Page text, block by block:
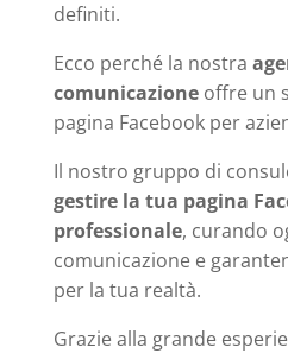
definiti.
Ecco perché la nostra
comunicazioneoffre un
pagina Facebook per
Il nostro gruppo di
gestire la tua pagina
professionale, curando
comunicazione e
per la tua realtà.
Grazie alla grande